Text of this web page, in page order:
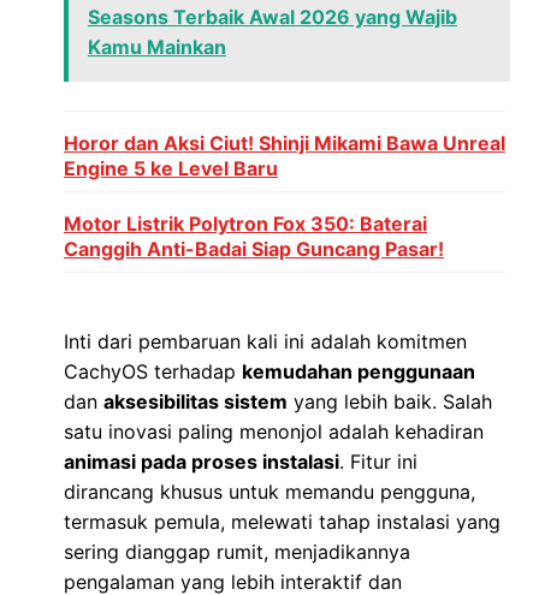
Seasons Terbaik Awal 2026 yang Wajib
Kamu Mainkan
Horor dan Aksi Ciut! Shinji Mikami Bawa Unreal
Engine 5 ke Level Baru
Motor Listrik Polytron Fox 350: Baterai
Canggih Anti-Badai Siap Guncang Pasar!
Inti dari pembaruan kali ini adalah komitmen
CachyOS terhadap kemudahan penggunaan
dan aksesibilitas sistem yang lebih baik. Salah
satu inovasi paling menonjol adalah kehadiran
animasi pada proses instalasi. Fitur ini
dirancang khusus untuk memandu pengguna,
termasuk pemula, melewati tahap instalasi yang
sering dianggap rumit, menjadikannya
pengalaman yang lebih interaktif dan